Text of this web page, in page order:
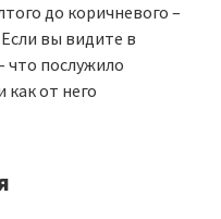
до коричневого –
вы видите в
что послужило
от него